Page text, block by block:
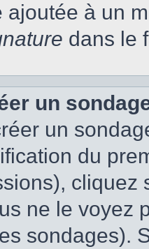
ajoutée à un
dans le
un
un
du
cliquez
ne le voyez
sondages).